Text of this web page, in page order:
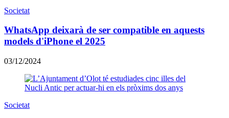
Societat
WhatsApp deixarà de ser compatible en aquests
models d'iPhone el 2025
03/12/2024
Societat